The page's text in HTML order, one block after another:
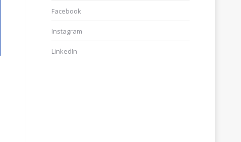
Facebook
Instagram
LinkedIn